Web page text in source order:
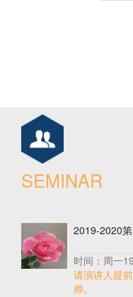
SEMINAR
2019-2020
时间：周一
请演讲人提
师。